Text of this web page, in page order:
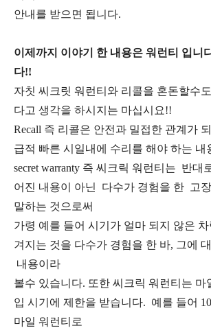
안내를 받으면 됩니다.
이제까지 이야기 한 내용은 워런티 입니
다!!
자칫 씨크릿 워런티와 리콜을 혼돈할수
다고 생각을 하시지는 마십시요!!
Recall 즉 리콜은 안전과 밀접한 관계가
급적 빠른 시일내에 수리를 해야 하는 내
secret warranty 즉 씨크릭 워런티는 반대
어진 내용이 아닌 다수가 경험을 한 고
말하는 것으로써
가령 예를 들어 시기가 얼마 되지 않은
겨지는 것을 다수가 경험을 한 바, 그에
내용이라
볼수 있습니다. 또한 씨크릭 워런티는 마
입 시기에 제한을 받습니다. 예를 들어
마일 워런티로